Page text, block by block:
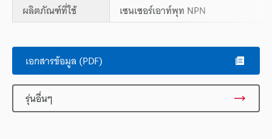
ผลิตภัณฑ์ที่ใช้
เซนเซอร์เอาท์พุท NPN
เอกสารข้อมูล (PDF)
รุ่นอื่นๆ